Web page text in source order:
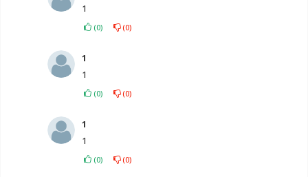
1
(0) (0)
1
1
(0) (0)
1
1
(0) (0)